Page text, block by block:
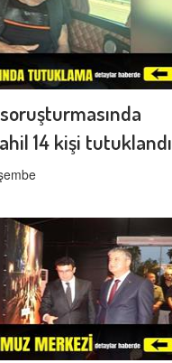
14 kişi tutuklandı